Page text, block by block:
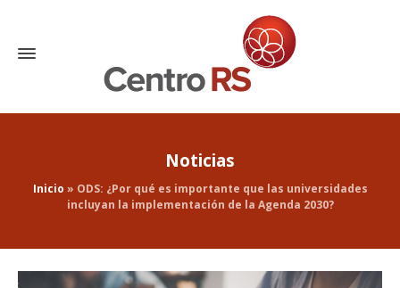
Noticias
Inicio » ODS: ¿Por qué es importante que las universidades
incluyan la implementación de la Agenda 2030?